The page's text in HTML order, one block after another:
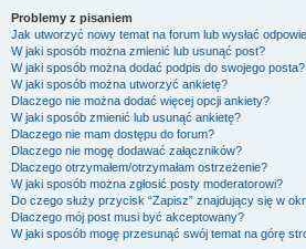
Problemy z pisaniem
Jak utworzyć nowy temat na forum lub wysłać
W jaki sposób można zmienić lub usunąć post?
W jaki sposób można dodać podpis do swojego posta?
W jaki sposób można utworzyć ankietę?
Dlaczego nie można dodać więcej opcji ankiety?
W jaki sposób zmienić lub usunąć ankietę?
Dlaczego nie mam dostępu do forum?
Dlaczego nie mogę dodawać załączników?
Dlaczego otrzymałem/otrzymałam ostrzeżenie?
W jaki sposób można zgłosić posty moderatorowi?
Do czego służy przycisk “Zapisz” znajdujący się w
Dlaczego mój post musi być akceptowany?
W jaki sposób mogę przesunąć swój temat na górę